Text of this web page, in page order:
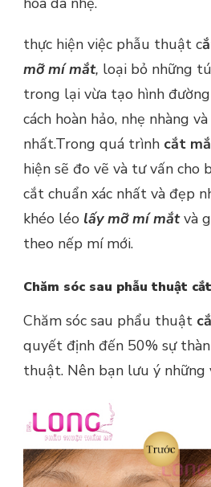
thực hiện việc phẫu thuật c
mỡ mí mắt, loại bỏ những
trong lại vừa tạo hình
cách hoàn hảo, nhẹ nhàng
nhất.Trong quá trình cắt
hiện sẽ đo vẽ và tư vấn cho
cắt chuẩn xác nhất và đẹp
khéo léo lấy mỡ mí mắtvà
theo nếp mí mới.
Chăm sóc sau phẫu thuật
Chăm sóc sau phẩu thuật
quyết định đến 50% sự
thuật. Nên bạn lưu ý những